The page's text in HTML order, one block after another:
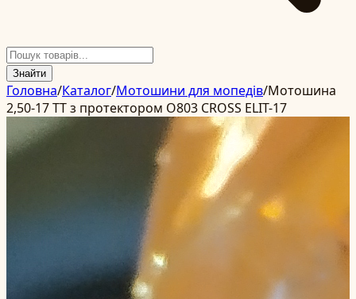
Знайти
Головна/Каталог/Мотошини для мопедів/Мотошина
2,50-17 TT з протектором О803 CROSS ELIT-17